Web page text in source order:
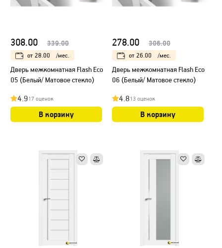
308.00 339.00
от 28.00 /мес.
Дверь межкомнатная Flash Eco
05 (Белый/ Матовое стекло)
4.917 оценок
В корзину
278.00 306.00
от 26.00 /мес.
Дверь межкомнатная Flash Eco
06 (Белый/ Матовое стекло)
4.813 оценок
В корзину